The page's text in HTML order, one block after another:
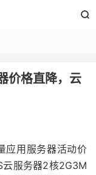

价格直降，云
应用服务器活动价
云服务器2核2G3M